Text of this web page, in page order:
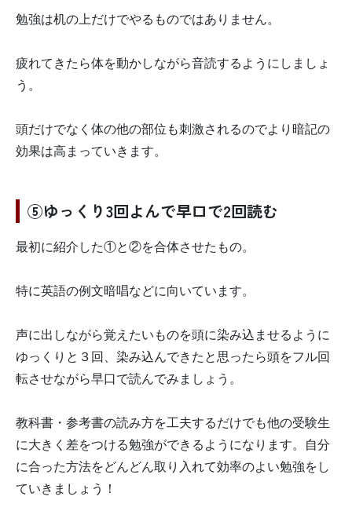
勉強は机の上だけでやるものではありません。
疲れてきたら体を動かしながら音読するようにしましょ
う。
頭だけでなく体の他の部位も刺激されるのでより暗記の
効果は高まっていきます。
⑤ゆっくり3回よんで早口で2回読む
最初に紹介した①と②を合体させたもの。
特に英語の例文暗唱などに向いています。
声に出しながら覚えたいものを頭に染み込ませるように
ゆっくりと３回、染み込んできたと思ったら頭をフル回
転させながら早口で読んでみましょう。
教科書・参考書の読み方を工夫するだけでも他の受験生
に大きく差をつける勉強ができるようになります。自分
に合った方法をどんどん取り入れて効率のよい勉強をし
ていきましょう！